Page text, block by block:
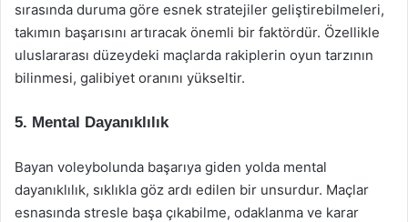
sırasında duruma göre esnek stratejiler geliştirebilmeleri,
takımın başarısını artıracak önemli bir faktördür. Özellikle
uluslararası düzeydeki maçlarda rakiplerin oyun tarzının
bilinmesi, galibiyet oranını yükseltir.
5. Mental Dayanıklılık
Bayan voleybolunda başarıya giden yolda mental
dayanıklılık, sıklıkla göz ardı edilen bir unsurdur. Maçlar
esnasında stresle başa çıkabilme, odaklanma ve karar